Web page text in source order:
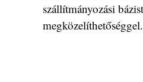
szállítmányozási
megközelíthetőséggel.